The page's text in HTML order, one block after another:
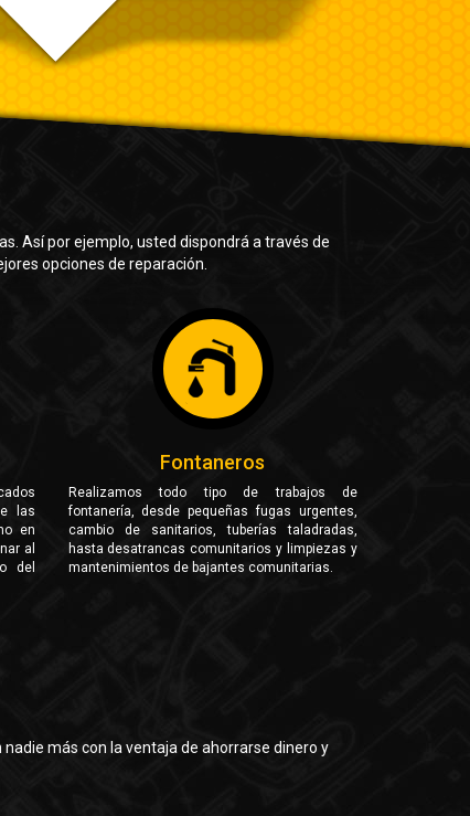
Así por ejemplo, usted dispondrá a través de
opciones de reparación.
las
en
al
del
Fontaneros
Realizamos todo tipo de trabajos de
fontanería, desde pequeñas fugas urgentes,
cambio de sanitarios, tuberías taladradas,
hasta desatrancas comunitarios y limpiezas y
mantenimientos de bajantes comunitarias.
más con la ventaja de ahorrarse dinero y